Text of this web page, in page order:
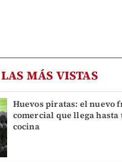
LAS MÁS VISTAS
Huevos piratas: el nuevo
comercial que llega hasta
cocina